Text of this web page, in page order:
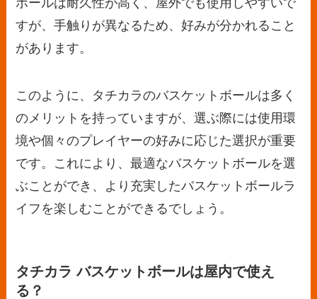
すが、手触りが異なるため、好みが分かれること
があります。
このように、タチカラのバスケットボールは多く
のメリットを持っていますが、選ぶ際には使用環
境や個々のプレイヤーの好みに応じた選択が重要
です。これにより、最適なバスケットボールを選
ぶことができ、より充実したバスケットボールラ
イフを楽しむことができるでしょう。
タチカラ バスケットボールは屋内で使え
る？